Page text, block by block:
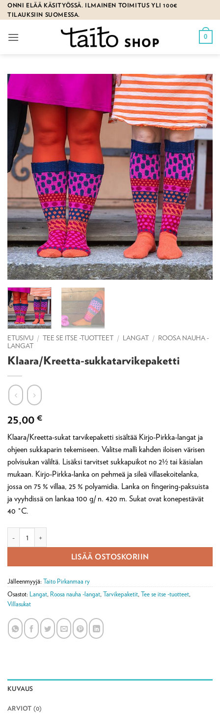
Skip
to
ONNI ELÄÄ KÄSITYÖSSÄ. ILMAINEN TOIMITUS YLI 100€
TILAUKSIIN SUOMESSA.
0
ETUSIVU / TEE SE ITSE -TUOTTEET / LANGAT / ROOSA NAUHA -
LANGAT
Klaara/Kreetta-sukkatarvikepaketti
25,00 €
Klaara/Kreetta-sukat tarvikepaketti sisältää Kirjo-Pirkka-langat ja
ohjeen sukkaparin tekemiseen. Valitse malli kahden iloisen värisen
polvisukan väliltä. Lisäksi tarvitset sukkapuikot no 2½ tai käsialan
mukaan. Kirjo-Pirkka-lanka on pehmeä ja sileä villasekoitelanka,
jossa on 75 % villaa, 25 % polyamidia. Lanka on fingering-paksuista
ja vyyhdissä on lankaa 100 g/ n. 420 m. Sukat ovat konepestävät
40 °C.
LISÄÄ OSTOSKORIIN
Jälleenmyyjä: Taito Pirkanmaa ry
Osastot: Langat, Roosa nauha -langat, Tarvikepaketit, Tee se itse -tuotteet,
Villasukat
KUVAUS
ARVIOT (0)